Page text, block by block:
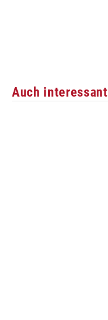
Auch interessant